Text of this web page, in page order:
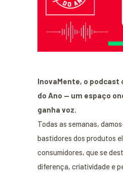
InovaMente, o podcast
do Ano — um espaço
ganha voz.
Todas as semanas,
bastidores dos produtos
consumidores, que se
diferença, criatividade e